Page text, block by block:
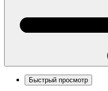
Быстрый просмотр